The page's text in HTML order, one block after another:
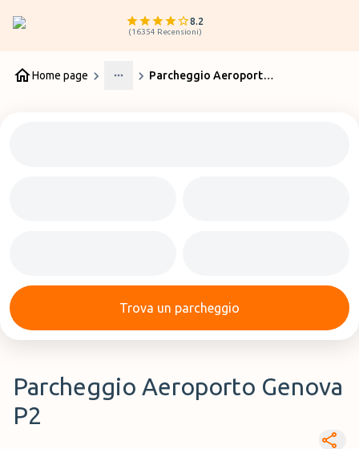
8.2
(16354 Recensioni)
Home page
More
Parcheggio Aeroporto Genova P2
Trova un parcheggio
Parcheggio Aeroporto Genova
P2